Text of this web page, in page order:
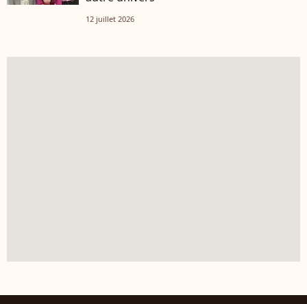
12 juillet 2026